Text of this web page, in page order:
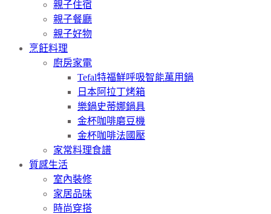
親子住宿
親子餐廳
親子好物
烹飪料理
廚房家電
Tefal特福鮮呼吸智能萬用鍋
日本阿拉丁烤箱
樂鍋史蒂娜鍋具
金杯咖啡磨豆機
金杯咖啡法國壓
家常料理食譜
質感生活
室內裝修
家居品味
時尚穿搭